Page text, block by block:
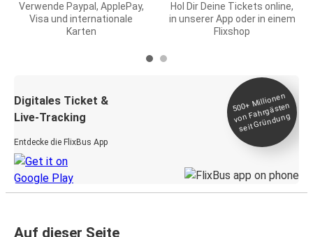
Verwende Paypal, ApplePay,
Visa und internationale
Karten
Hol Dir Deine Tickets online,
in unserer App oder in einem
Flixshop
Digitales Ticket &
Live-Tracking
Entdecke die FlixBus App
500+
Millionen
von Fahrgästen
seit
Gründung
Auf dieser Seite